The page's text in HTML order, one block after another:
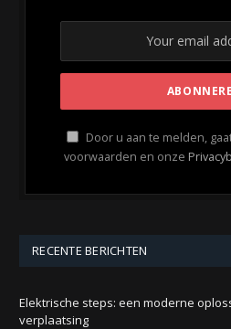
Door u aan te melden,
voorwaarden en onze
RECENTE BERICHTEN
Elektrische steps: een moderne
verplaatsing